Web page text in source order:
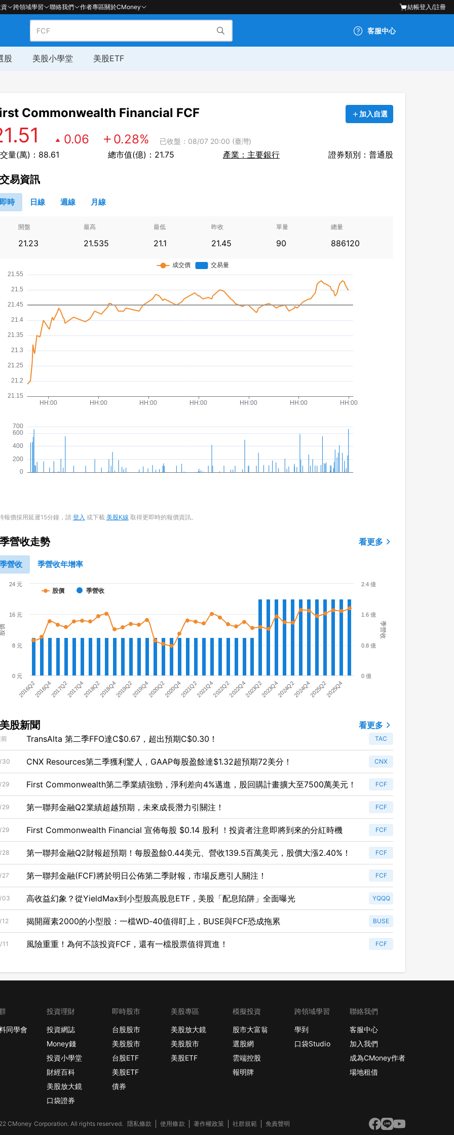
跨領域學習 聯絡我們 作者專區關於CMoney 結帳登入/註冊
客服中心
股 美股小學堂 美股ETF
Commonwealth Financial FCF 加入自選
0.06 0.28% 已收盤：08/07 20:00 (臺灣)
量(萬)：88.61 總市值(億)：21.75 產業：主要銀行 證券類別：普通股
交易資訊
即時 日線 週線 月線
開盤
21.23
最高
21.535
最低
21.1
昨收
21.45
單量
90
總量
886120
報價採用延遲15分鐘，請 登入 或下載 美股K線 取得更即時的報價資訊。
季營收走勢 看更多
季營收 季營收年增率
價 季營收
股價 季營收
2016Q22016Q42017Q22017Q42018Q22018Q42019Q22019Q42020Q22020Q42021Q22021Q42022Q22022Q42023Q22023Q42024Q22024Q42025Q22025Q4
0 元
8 元
16 元
24 元
0 億
0.8 億
1.6 億
2.4 億
美股新聞
看更多
TransAlta 第二季FFO達C$0.67，超出預期C$0.30！
TAC
前
CNX Resources第二季獲利驚人，GAAP每股盈餘達$1.32超預期72美分！ CNX
30
First Commonwealth第二季業績強勁，淨利差向4%邁進，股回購計畫擴大至7500萬美元！ FCF
29
第一聯邦金融Q2業績超越預期，未來成長潛力引關注！ FCF
29
First Commonwealth Financial 宣佈每股 $0.14 股利 ！投資者注意即將到來的分紅時機 FCF
29
第一聯邦金融Q2財報超預期！每股盈餘0.44美元、營收139.5百萬美元，股價大漲2.40%！ FCF
28
第一聯邦金融(FCF)將於明日公佈第二季財報，市場反應引人關注！ FCF
高收益幻象？從YieldMax到小型股高股息ETF，美股「配息陷阱」全面曝光 YQQQ
03
揭開羅素2000的小型股：一檔WD‑40值得盯上，BUSE與FCF恐成拖累 BUSE
風險重重！為何不該投資FCF，還有一檔股票值得買進！ FCF
同學會
投資理財
投資網誌
Money錢
投資小學堂
財經百科
美股放大鏡
口袋證券
即時股市
台股股市
美股股市
台股ETF
美股ETF
債券
美股專區
美股放大鏡
美股股市
美股ETF
模擬投資
股市大富翁
選股網
雲端控股
報明牌
跨領域學習
學到
口袋Studio
聯絡我們
客服中心
加入我們
成為CMoney作者
場地租借
CMoney Corporation. All rights reserved. 隱私條款 使用條款 著作權政策 社群規範 免責聲明